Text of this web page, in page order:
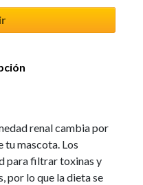
renal cambia por
tu mascota. Los
para filtrar toxinas y
por lo que la dieta se